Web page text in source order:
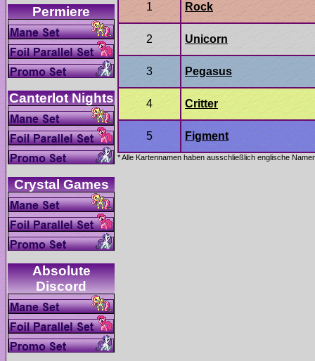
Absolute
Critter